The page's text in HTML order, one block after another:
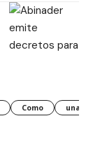
Como una